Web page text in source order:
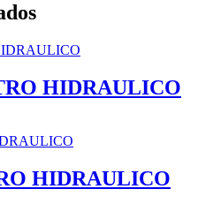
HIDRAULICO
HIDRAULICO